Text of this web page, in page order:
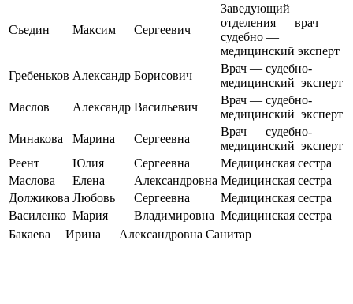
Съедин Максим Сергеевич
Заведующий
отделения — врач
судебно —
медицинский эксперт
Гребеньков Александр Борисович
Врач — судебно-
медицинский эксперт
Маслов
Александр Васильевич
Врач — судебно-
медицинский эксперт
Минакова
Марина Сергеевна
Врач — судебно-
медицинский эксперт
Реент
Юлия Сергеевна
Медицинская сестра
Маслова
Елена Александровна Медицинская сестра
Должикова Любовь Сергеевна
Медицинская сестра
Василенко Мария Владимировна Медицинская сестра
Бакаева
Ирина Александровна Санитар